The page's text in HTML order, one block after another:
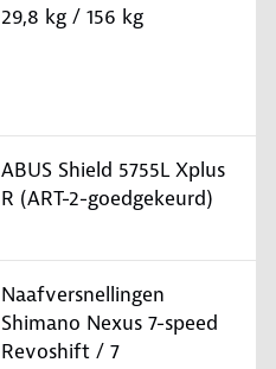
29,8 kg / 156 kg
ABUS Shield 5755L Xplus
R (ART-2-goedgekeurd)
Naafversnellingen
Shimano Nexus 7-speed
Revoshift / 7